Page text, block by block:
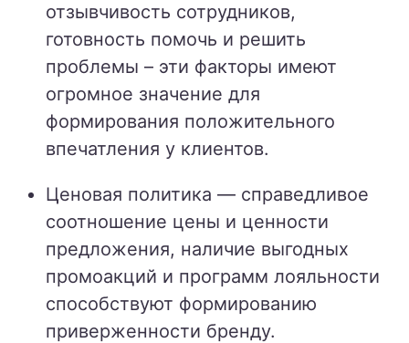
отзывчивость сотрудников,
готовность помочь и решить
проблемы – эти факторы имеют
огромное значение для
формирования положительного
впечатления у клиентов.
Ценовая политика — справедливое
соотношение цены и ценности
предложения, наличие выгодных
промоакций и программ лояльности
способствуют формированию
приверженности бренду.